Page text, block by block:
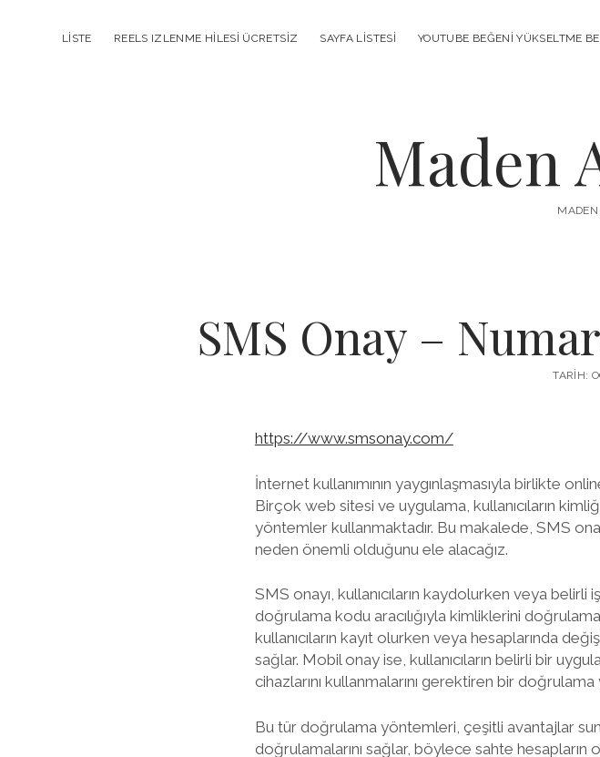
LISTE REELS IZLENME HILESI ÜCRETSIZ SAYFA LISTESI YOUTUBE BEĞENI YÜKSELTME
Maden
SMS Onay –
TARIH:
https://www.smsonay.com/
İnternet kullanımının yaygınlaşmasıyla birlikte
Birçok web sitesi ve uygulama, kullanıcıların
yöntemler kullanmaktadır. Bu makalede, SMS
neden önemli olduğunu ele alacağız.
SMS onayı, kullanıcıların kaydolurken veya
doğrulama kodu aracılığıyla kimliklerini
kullanıcıların kayıt olurken veya hesaplarında
sağlar. Mobil onay ise, kullanıcıların belirli bir
cihazlarını kullanmalarını gerektiren bir
Bu tür doğrulama yöntemleri, çeşitli avantajlar
doğrulamalarını sağlar, böylece sahte hesapların